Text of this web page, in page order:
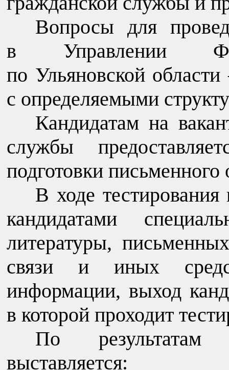
Вопросы для
в Управлении
по Ульяновской
с определяемыми
Кандидатам на
службы
подготовки письменного
В ходе тестирования
кандидатами
литературы,
связи и иных
информации, выход
в которой проходит
По результатам
выставляется: